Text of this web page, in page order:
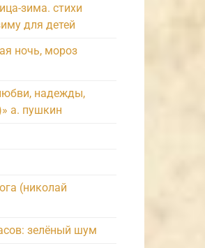
зима. стихи
для детей
ночь, мороз
надежды,
а. пушкин
(николай
зелёный шум